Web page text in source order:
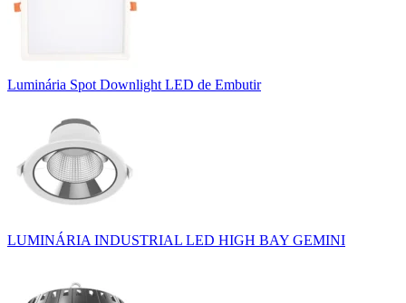
Luminária Spot Downlight LED de Embutir
LUMINÁRIA INDUSTRIAL LED HIGH BAY GEMINI